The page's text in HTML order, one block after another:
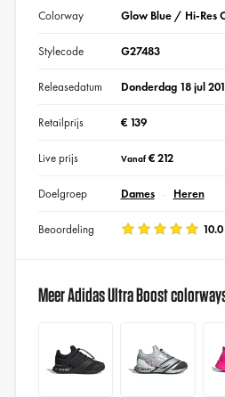
Colorway Glow Blue / Hi-Res
Stylecode G27483
Releasedatum Donderdag 18 jul
Retailprijs € 139
Live prijs Vanaf€ 212
Doelgroep Dames Heren
Beoordeling 10.0
Meer Adidas Ultra Boost